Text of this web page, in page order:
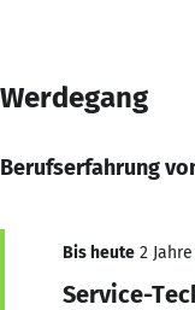
Werdegang
Berufserfahrung
Bis heute 2
Service-